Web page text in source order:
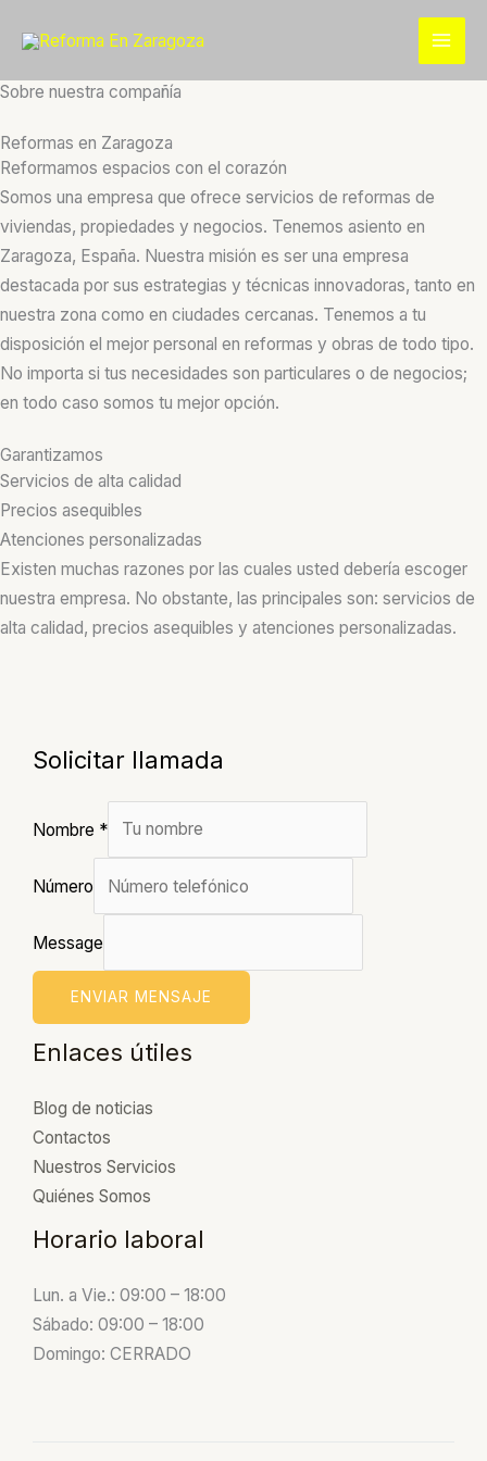
Sobre nuestra compañía
Reformas en Zaragoza
Reformamos espacios con el corazón
Somos una empresa que ofrece servicios de reformas de
viviendas, propiedades y negocios. Tenemos asiento en
Zaragoza, España. Nuestra misión es ser una empresa
destacada por sus estrategias y técnicas innovadoras, tanto en
nuestra zona como en ciudades cercanas. Tenemos a tu
disposición el mejor personal en reformas y obras de todo tipo.
No importa si tus necesidades son particulares o de negocios;
en todo caso somos tu mejor opción.
Garantizamos
Servicios de alta calidad
Precios asequibles
Atenciones personalizadas
Existen muchas razones por las cuales usted debería escoger
nuestra empresa. No obstante, las principales son: servicios de
alta calidad, precios asequibles y atenciones personalizadas.
Solicitar llamada
Nombre *
Número
Message
ENVIAR MENSAJE
Enlaces útiles
Blog de noticias
Contactos
Nuestros Servicios
Quiénes Somos
Horario laboral
Lun. a Vie.: 09:00 – 18:00
Sábado: 09:00 – 18:00
Domingo: CERRADO